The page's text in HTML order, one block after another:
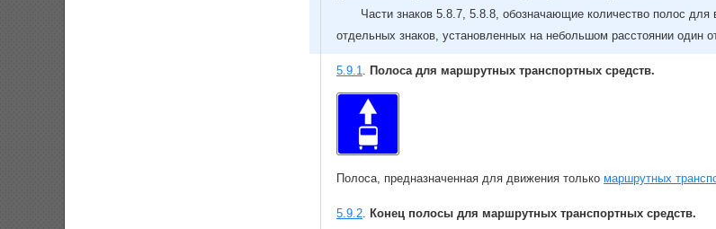
Части знаков 5.8.7, 5.8.8, обозначающие количество полос
отдельных знаков, установленных на небольшом расстоянии один
5.9.1. Полоса для маршрутных транспортных средств.
Полоса, предназначенная для движения только маршрутных
5.9.2. Конец полосы для маршрутных транспортных средств.